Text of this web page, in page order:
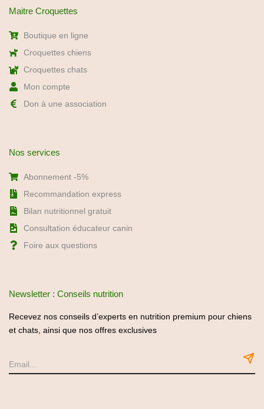
Maitre Croquettes
Boutique en ligne
Croquettes chiens
Croquettes chats
Mon compte
Don à une association
Nos services
Abonnement -5%
Recommandation express
Bilan nutritionnel gratuit
Consultation éducateur canin
Foire aux questions
Newsletter : Conseils nutrition
Recevez nos conseils d’experts en nutrition premium pour chiens
et chats, ainsi que nos offres exclusives